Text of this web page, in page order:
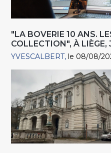
"LA BOVERIE 10 ANS.
COLLECTION", À
YVESCALBERT le 08/08/